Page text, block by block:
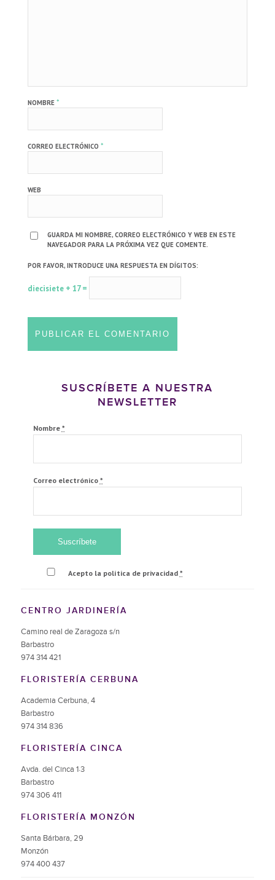
NOMBRE*
CORREO ELECTRÓNICO*
WEB
GUARDA MI NOMBRE, CORREO ELECTRÓNICO Y WEB EN ESTE
NAVEGADOR PARA LA PRÓXIMA VEZ QUE COMENTE.
POR FAVOR, INTRODUCE UNA RESPUESTA EN DÍGITOS:
diecisiete + 17 =
SUSCRÍBETE A NUESTRA
NEWSLETTER
Nombre *
Correo electrónico *
Acepto la política de privacidad *
CENTRO JARDINERÍA
Camino real de Zaragoza s/n
Barbastro
974 314 421
FLORISTERÍA CERBUNA
Academia Cerbuna, 4
Barbastro
974 314 836
FLORISTERÍA CINCA
Avda. del Cinca 1·3
Barbastro
974 306 411
FLORISTERÍA MONZÓN
Santa Bárbara, 29
Monzón
974 400 437